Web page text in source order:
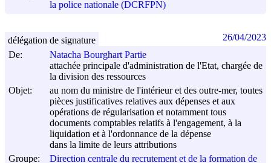
la police nationale (DCRFPN)
De:
Natacha Bourghart Partie
attachée principale d'administration de l'Etat, chargée de
la division des ressources
Objet:
au nom du ministre de l'intérieur et des outre-mer, toutes
pièces justificatives relatives aux dépenses et aux
opérations de régularisation et notamment tous
documents comptables relatifs à l'engagement, à la
liquidation et à l'ordonnance de la dépense
dans la limite de leurs attributions
Groupe:
Direction centrale du recrutement et de la formation de
délégation de signature 26/04/2023